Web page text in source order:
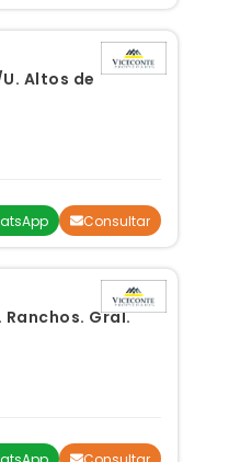
Altos de
Consultar
Gral.